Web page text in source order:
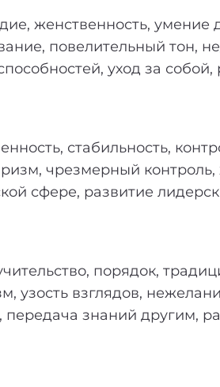
женственность, умение
повелительный тон,
уход за
стабильность,
чрезмерный контроль,
сфере, развитие
порядок,
узость взглядов,
передача знаний другим,